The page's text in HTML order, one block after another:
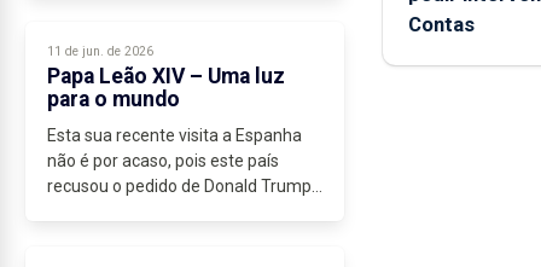
Presidente...
11 de jun. de 2026
Papa Leão XIV – Uma luz
para o mundo
Esta sua recente visita a Espanha
não é por acaso, pois este país
recusou o pedido de Donald Trump
Contas